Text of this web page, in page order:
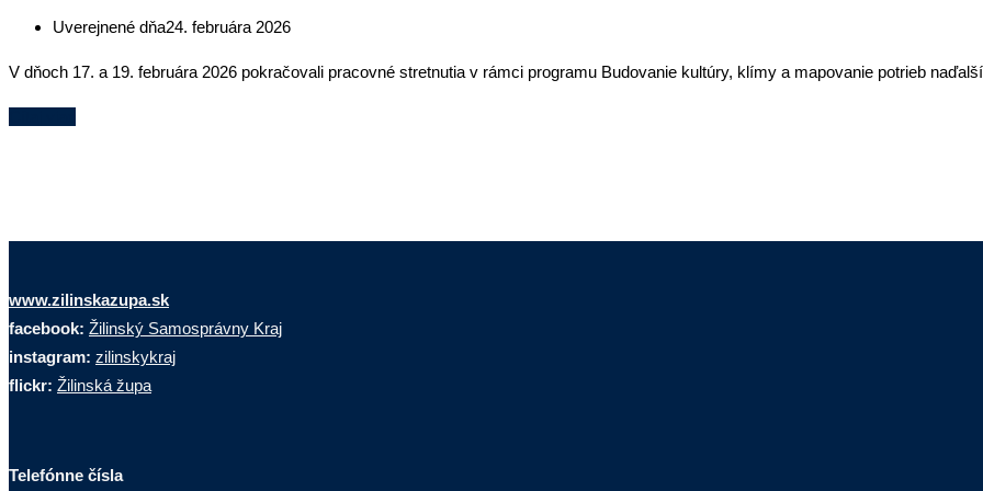
Uverejnené dňa24. februára 2026
V dňoch 17. a 19. februára 2026 pokračovali pracovné stretnutia v rámci programu Budovanie kultúry, klímy a mapovanie potrieb
www.zilinskazupa.sk
facebook: Žilinský Samosprávny Kraj
instagram: zilinskykraj
flickr: Žilinská župa
Telefónne čísla